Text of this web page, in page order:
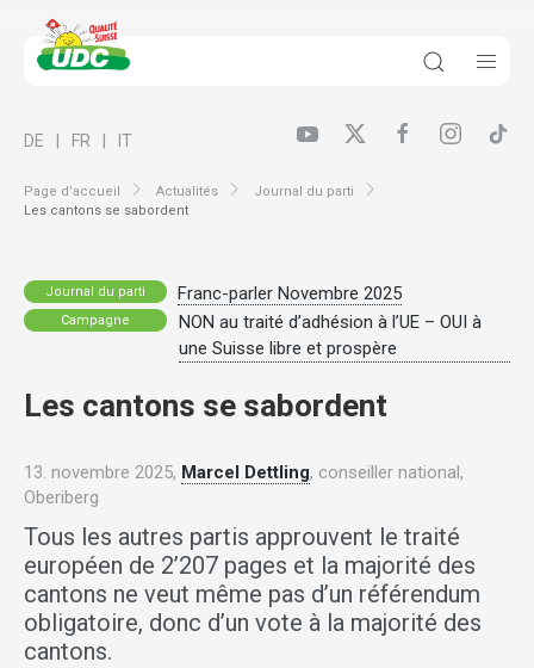
Page d’accueil Actualités
Journal du parti
Les cantons se sabordent
DE FR IT
Journal du parti Franc-parler Novembre 2025
Campagne
NON au traité d’adhésion à l’UE – OUI à
une Suisse libre et prospère
Les cantons se sabordent
13. novembre 2025, Marcel Dettling, conseiller national,
Oberiberg
Tous les autres partis approuvent le traité
européen de 2’207 pages et la majorité des
cantons ne veut même pas d’un référendum
obligatoire, donc d’un vote à la majorité des
cantons.